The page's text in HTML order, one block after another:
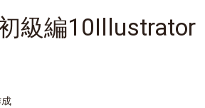
級編